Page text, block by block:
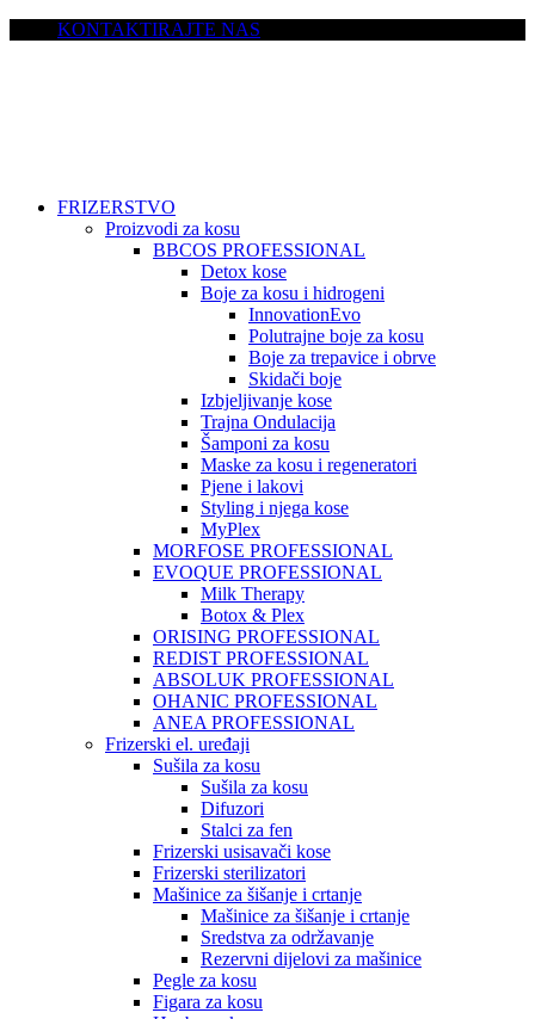
KONTAKTIRAJTE NAS
FRIZERSTVO
Proizvodi za kosu
BBCOS PROFESSIONAL
Detox kose
Boje za kosu i hidrogeni
InnovationEvo
Polutrajne boje za kosu
Boje za trepavice i obrve
Skidači boje
Izbjeljivanje kose
Trajna Ondulacija
Šamponi za kosu
Maske za kosu i regeneratori
Pjene i lakovi
Styling i njega kose
MyPlex
MORFOSE PROFESSIONAL
EVOQUE PROFESSIONAL
Milk Therapy
Botox & Plex
ORISING PROFESSIONAL
REDIST PROFESSIONAL
ABSOLUK PROFESSIONAL
OHANIC PROFESSIONAL
ANEA PROFESSIONAL
Frizerski el. uređaji
Sušila za kosu
Sušila za kosu
Difuzori
Stalci za fen
Frizerski usisavači kose
Frizerski sterilizatori
Mašinice za šišanje i crtanje
Mašinice za šišanje i crtanje
Sredstva za održavanje
Rezervni dijelovi za mašinice
Pegle za kosu
Figara za kosu